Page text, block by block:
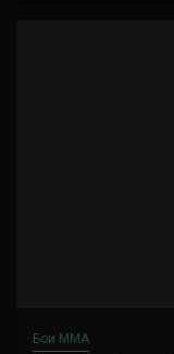
Бои ММА